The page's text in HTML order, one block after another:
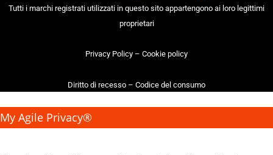
Tutti i marchi registrati utilizzati in questo sito appartengono ai loro legittimi
proprietari
Privacy Policy – Cookie policy
Diritto di recesso – Codice del consumo
My Agile Privacy®